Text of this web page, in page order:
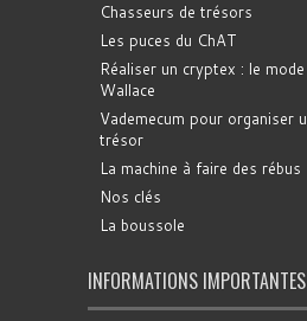
Chasseurs de trésors
Les puces du ChAT
Réaliser un cryptex : le
Wallace
Vademecum pour organiser
trésor
La machine à faire des rébus
Nos clés
La boussole
INFORMATIONS IMPORTANTES